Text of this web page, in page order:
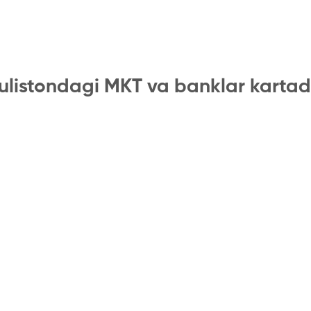
MKT va banklar